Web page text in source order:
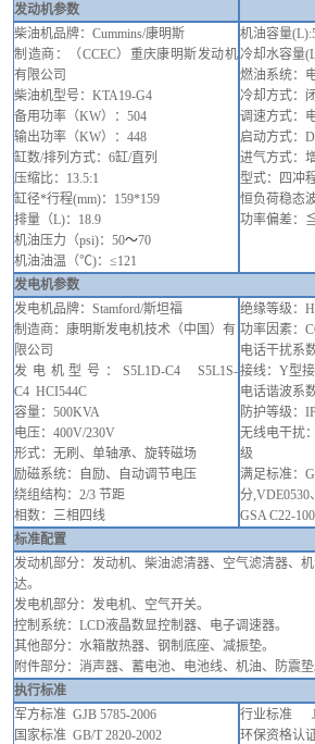
发动机参数
柴油机品牌：Cummins/康明斯
制造商：（CCEC）重庆康明斯发动机
有限公司
柴油机型号 ：KTA19-G4
备用功率（KW）：504
输出功率（KW）：448
缸数/排列方式：6缸/直列
压缩比： 13.5:1
缸径*行程(mm)： 159*159
排量（L)： 18.9
机油压力（psi)：50～70
机油油温（℃)：≤121
机油容量
冷却水容量
燃油系统：
冷却方式：
调速方式：
启动方式：
进气方式：
型式：
四冲
恒负荷稳态
功率偏差：
发电机参数
发电机品牌：Stamford/斯坦福
制造商：康明斯发电机技术（中国）有
限公司
发电机型号：S5L1D-C4
S5L1S-
C4 HCI544C
容量：500KVA
电压：400V/230V
形式：无刷 、单轴承、旋转磁场
励磁系统：
自励、自动调节电压
绕组结构：2/3 节距
相数：三相四线
绝缘等级：
功率因素：
电话干扰系
接线：Y型
电话谐波系
防护等级 ：
无线电干扰
级
满足标准 ：
分,VDE0530
GSA C22-
标准配置
发动机部分：发动机、柴油滤清器、空气滤清器、
达。
发电机部分：发电机、空气开关。
控制系统：LCD液晶数显控制器、电子调速器。
其他部分：水箱散热器、钢制底座、减振垫。
附件部分：消声器、蓄电池、电池线、机油、防震垫
执行标准
军方标准 GJB 5785-2006
国家标准 GB/T 2820-2002
行业标准
环保资格认